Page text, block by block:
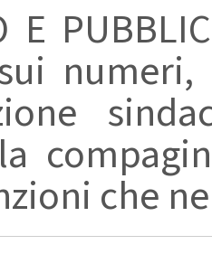
E
che